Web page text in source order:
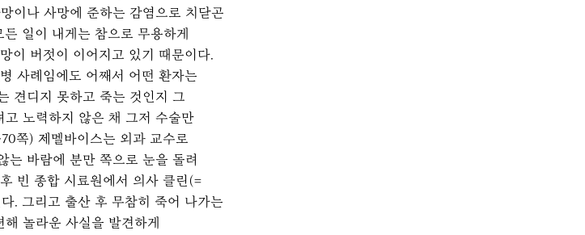
이나 사망에 준하는 감염으로 치닫곤
든 일이 내게는 참으로 무용하게
이 버젓이 이어지고 있기 때문이다.
사례임에도 어째서 어떤 환자는
견디지 못하고 죽는 것인지 그
고 노력하지 않은 채 그저 수술만
쪽) 제멜바이스는 외과 교수로
는 바람에 분만 쪽으로 눈을 돌려
빈 종합 시료원에서 의사 클린(=
. 그리고 출산 후 무참히 죽어 나가는
놀라운 사실을 발견하게